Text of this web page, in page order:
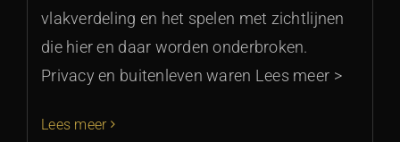
vlakverdeling en het spelen met zichtlijnen
die hier en daar worden onderbroken.
Privacy en buitenleven waren Lees meer >
Lees meer